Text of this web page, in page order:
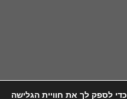
אנו משתמשים בקובצי Cookie כדי לספק לך את חוויית הגלישה